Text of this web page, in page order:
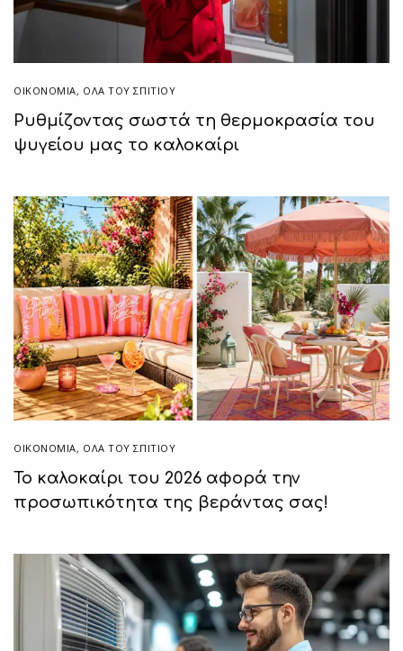
ΟΙΚΟΝΟΜΙΑ, ΌΛΑ ΤΟΥ ΣΠΙΤΙΟΥ
Ρυθμίζοντας σωστά τη θερμοκρασία του
ψυγείου μας το καλοκαίρι
ΟΙΚΟΝΟΜΙΑ, ΌΛΑ ΤΟΥ ΣΠΙΤΙΟΥ
Το καλοκαίρι του 2026 αφορά την
προσωπικότητα της βεράντας σας!